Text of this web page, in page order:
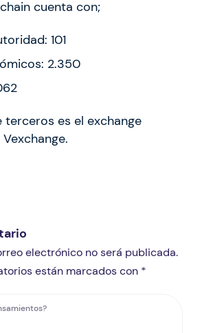
cuenta con;
101
2.350
terceros es el exchange
electrónico no será publicada.
están marcados con *